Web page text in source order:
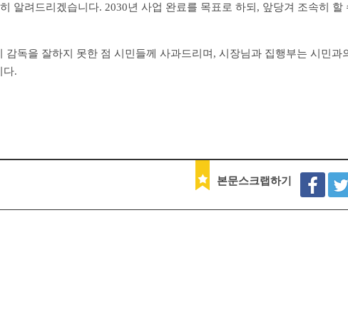
알려드리겠습니다. 2030년 사업 완료를 목표로 하되, 앞당겨 조속히 할
독을 잘하지 못한 점 시민들께 사과드리며, 시장님과 집행부는 시민과
다.
본문스크랩하기